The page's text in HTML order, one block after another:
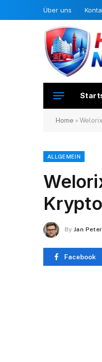
Über uns
Home »
ALLGEMEIN
By Jan
Facebook